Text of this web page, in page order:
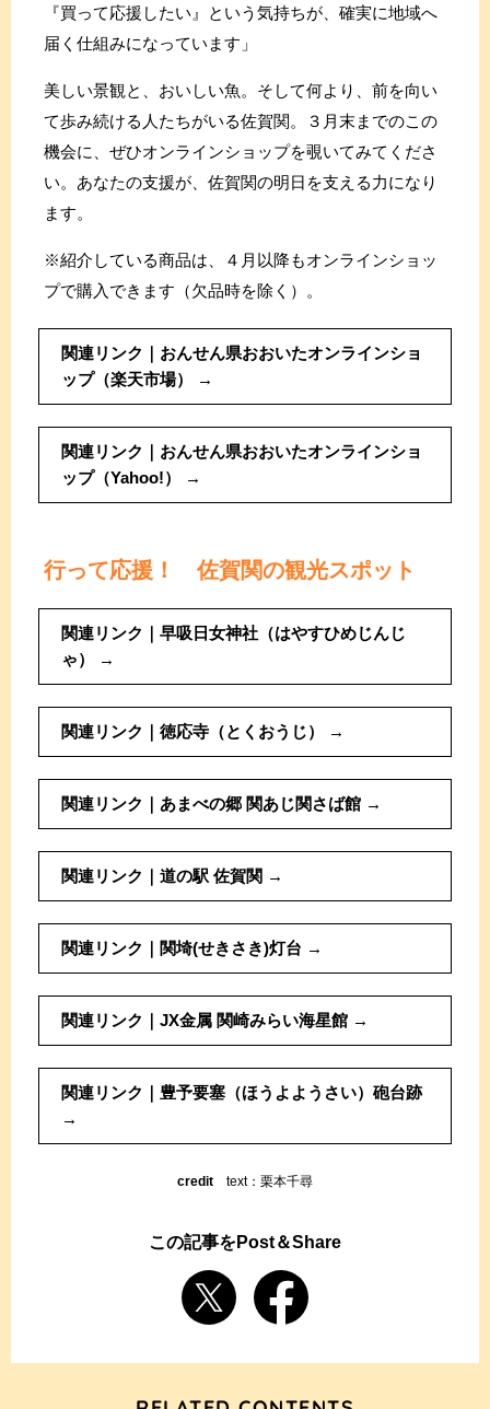
『買って応援したい』という気持ちが、確実に地域へ
届く仕組みになっています」
美しい景観と、おいしい魚。そして何より、前を向い
て歩み続ける人たちがいる佐賀関。３月末までのこの
機会に、ぜひオンラインショップを覗いてみてくださ
い。あなたの支援が、佐賀関の明日を支える力になり
ます。
※紹介している商品は、４月以降もオンラインショッ
プで購入できます（欠品時を除く）。
関連リンク｜おんせん県おおいたオンラインショ
ップ（楽天市場）
関連リンク｜おんせん県おおいたオンラインショ
ップ（Yahoo!）
行って応援！ 佐賀関の観光スポット
関連リンク｜早吸日女神社（はやすひめじんじ
ゃ）
関連リンク｜徳応寺（とくおうじ）
関連リンク｜あまべの郷 関あじ関さば館
関連リンク｜道の駅 佐賀関
関連リンク｜関埼(せきさき)灯台
関連リンク｜JX金属 関崎みらい海星館
関連リンク｜豊予要塞（ほうよようさい）砲台跡
credit text：栗本千尋
この記事をPost＆Share